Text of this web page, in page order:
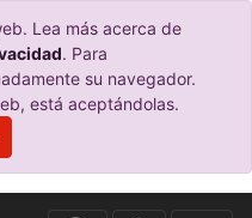
Lea más acerca de
. Para
su navegador.
está aceptándolas.